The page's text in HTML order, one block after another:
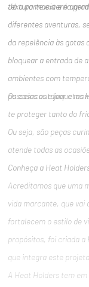
Já a parte externa
diferentes aventuras, sem preocupações com o vento e a
da repelência às gotas d'água, possui punho anatômico
bloquear a entrada de ar
ambientes com
Os casacos e jaquetas
te proteger tanto do frio que atinge o Brasil,
Ou seja, são peças curinga que
atende todas as
Conheça a Heat
Acreditamos que uma
vida marcante, que vai além de produtos, mas sim une fatores que
fortalecem o estilo de
propósitos, foi criada a
que integra este projeto.
A Heat Holders tem